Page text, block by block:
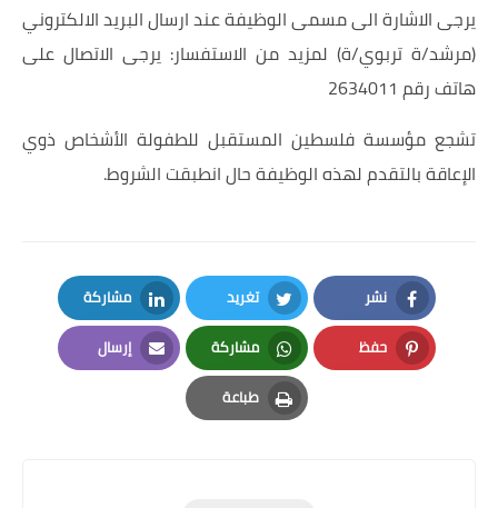
يرجى الاشارة الى مسمى الوظيفة عند ارسال البريد الالكتروني
(مرشد/ة تربوي/ة) لمزيد من الاستفسار: يرجى الاتصال على
هاتف رقم 2634011
تشجع مؤسسة فلسطين المستقبل للطفولة الأشخاص ذوي
الإعاقة بالتقدم لهذه الوظيفة حال انطبقت الشروط.
نشر
Facebook
تغريد
Twitter
مشاركة
LinkedIn
حفظ
Pinterest
مشاركة
Whatsapp
إرسال
Email
طباعة
Print